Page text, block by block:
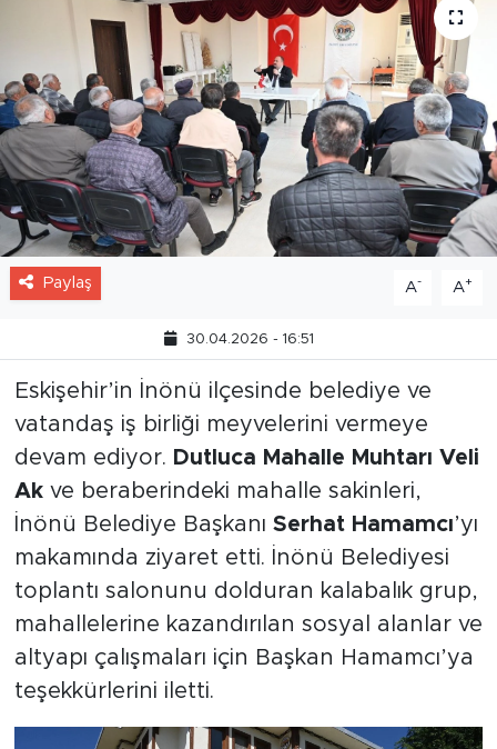
Paylaş A- A+
30.04.2026 - 16:51
Eskişehir’in İnönü ilçesinde belediye ve
vatandaş iş birliği meyvelerini vermeye
devam ediyor. Dutluca Mahalle Muhtarı Veli
Akve beraberindeki mahalle sakinleri,
İnönü Belediye Başkanı Serhat Hamamcı’yı
makamında ziyaret etti. İnönü Belediyesi
toplantı salonunu dolduran kalabalık grup,
mahallelerine kazandırılan sosyal alanlar ve
altyapı çalışmaları için Başkan Hamamcı’ya
teşekkürlerini iletti.